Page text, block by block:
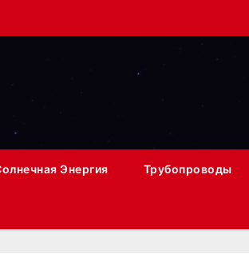
Энергия Трубопроводы